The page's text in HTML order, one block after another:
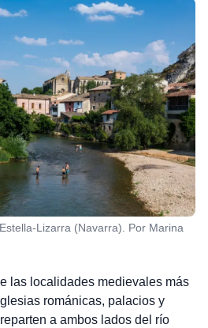
Lizarra (Navarra). Por Marina
las localidades medievales más
románicas, palacios y
a ambos lados del río